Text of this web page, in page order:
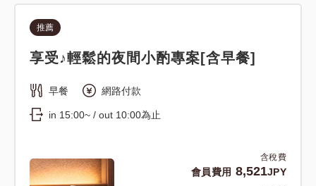
含稅費
會員費用 8,521JPY
推薦
享受♪輕鬆的夜間小酌專案[含早餐]
早餐 網路付款
in 15:00~ / out 10:00為止